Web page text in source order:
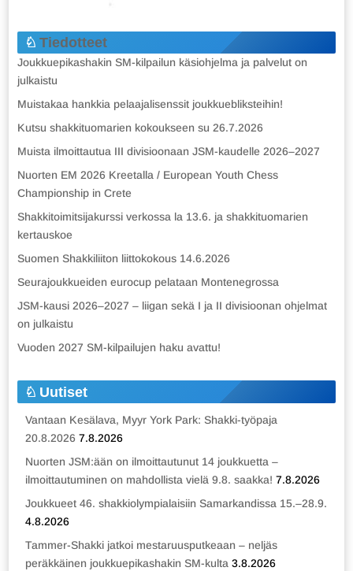
Tiedotteet
Joukkuepikashakin SM-kilpailun käsiohjelma ja palvelut on
julkaistu
Muistakaa hankkia pelaajalisenssit joukkuebliksteihin!
Kutsu shakkituomarien kokoukseen su 26.7.2026
Muista ilmoittautua III divisioonaan JSM-kaudelle 2026–2027
Nuorten EM 2026 Kreetalla / European Youth Chess
Championship in Crete
Shakkitoimitsijakurssi verkossa la 13.6. ja shakkituomarien
kertauskoe
Suomen Shakkiliiton liittokokous 14.6.2026
Seurajoukkueiden eurocup pelataan Montenegrossa
JSM-kausi 2026–2027 – liigan sekä I ja II divisioonan ohjelmat
on julkaistu
Vuoden 2027 SM-kilpailujen haku avattu!
Uutiset
Vantaan Kesälava, Myyr York Park: Shakki-työpaja
20.8.2026 7.8.2026
Nuorten JSM:ään on ilmoittautunut 14 joukkuetta –
ilmoittautuminen on mahdollista vielä 9.8. saakka! 7.8.2026
Joukkueet 46. shakkiolympialaisiin Samarkandissa 15.–28.9.
4.8.2026
Tammer-Shakki jatkoi mestaruusputkeaan – neljäs
peräkkäinen joukkuepikashakin SM-kulta 3.8.2026